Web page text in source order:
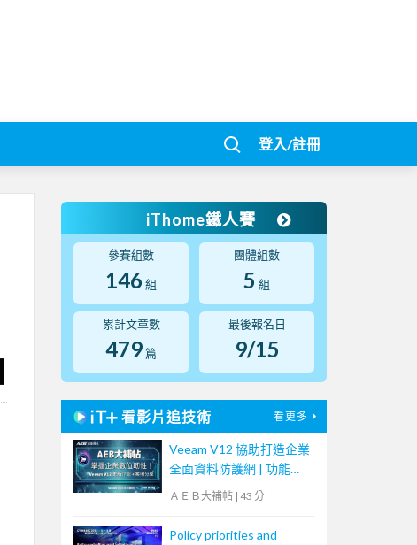
登入/註冊
iThome鐵人賽
參賽組數
146 組
團體組數
5 組
累計文章數
479 篇
最後報名日
9/15
看影片追技術 看更多
Veeam V12 協助打造企業
全面資料防護網 | 功能更
新 + 案例分享【宏碁資訊
ＡＥＢ大補帖 | 43 分
Policy priorities and